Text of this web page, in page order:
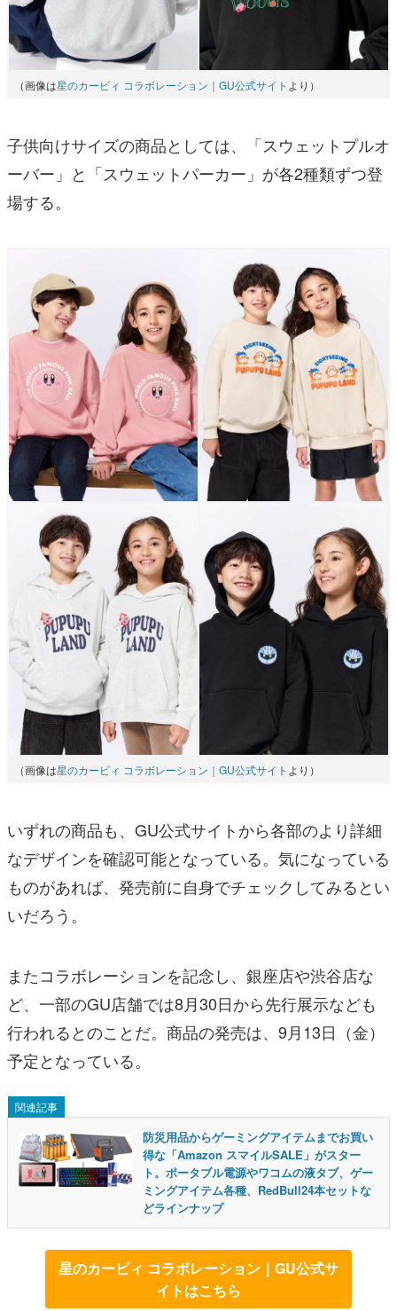
（画像は星のカービィ コラボレーション｜GU公式サイト より）
子供向けサイズの商品としては、「スウェットプルオ
ーバー」と「スウェットパーカー」が各2種類ずつ登
場する。
（画像は星のカービィ コラボレーション｜GU公式サイト より）
いずれの商品も、GU公式サイトから各部のより詳細
なデザインを確認可能となっている。気になっている
ものがあれば、発売前に自身でチェックしてみるとい
いだろう。
またコラボレーションを記念し、銀座店や渋谷店な
ど、一部のGU店舗では8月30日から先行展示なども
行われるとのことだ。商品の発売は、9月13日（金）
予定となっている。
関連記事
防災用品からゲーミングアイテムまでお買い
得な「Amazon スマイルSALE」がスター
ト。ポータブル電源やワコムの液タブ、ゲー
ミングアイテム各種、RedBull24本セットな
どラインナップ
星のカービィ コラボレーション｜GU公式サ
イトはこちら